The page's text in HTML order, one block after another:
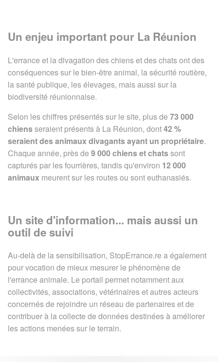
Un enjeu important pour La Réunion
L'errance et la divagation des chiens et des chats ont des
conséquences sur le bien-être animal, la sécurité routière,
la santé publique, les élevages, mais aussi sur la
biodiversité réunionnaise.
Selon les chiffres présentés sur le site, plus de 73 000
chiensseraient présents à La Réunion, dont42 %
seraient des animaux divagants ayant un propriétaire.
Chaque année, près de 9 000 chiens et chatssont
capturés par les fourrières, tandis qu'environ 12 000
animaux meurent sur les routes ou sont euthanasiés.
Un site d'information... mais aussi un
outil de suivi
Au-delà de la sensibilisation, StopErrance.re a également
pour vocation de mieux mesurer le phénomène de
l'errance animale. Le portail permet notamment aux
collectivités, associations, vétérinaires et autres acteurs
concernés de rejoindre un réseau de partenaires et de
contribuer à la collecte de données destinées à améliorer
les actions menées sur le terrain.